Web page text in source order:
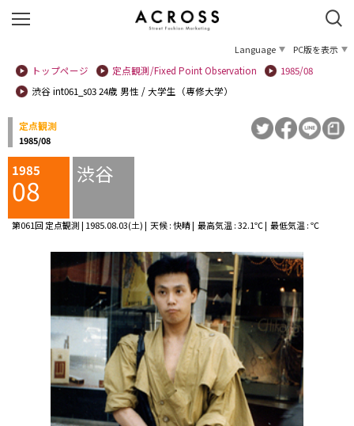
Language
PC版を表示
トップページ
定点観測/Fixed Point Observation
1985/08
渋谷 int061_s03 24歳 男性 / 大学生（専修大学）
定点観測
1985/08
1985
08 渋谷
第061回 定点観測 | 1985.08.03(土) | 天候 : 快晴 | 最高気温 : 32.1℃ | 最低気温 : ℃